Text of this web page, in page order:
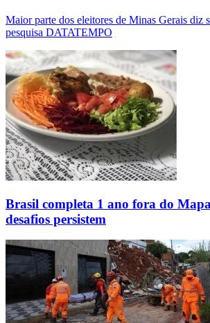
Maior parte dos eleitores de Minas Gerais diz
pesquisa DATATEMPO
Brasil completa 1 ano fora do
desafios persistem